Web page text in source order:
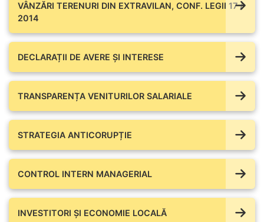
VÂNZĂRI TERENURI DIN EXTRAVILAN, CONF. LEGII 17 /
2014
DECLARAȚII DE AVERE ŞI INTERESE
TRANSPARENȚA VENITURILOR SALARIALE
STRATEGIA ANTICORUPȚIE
CONTROL INTERN MANAGERIAL
INVESTITORI ȘI ECONOMIE LOCALĂ